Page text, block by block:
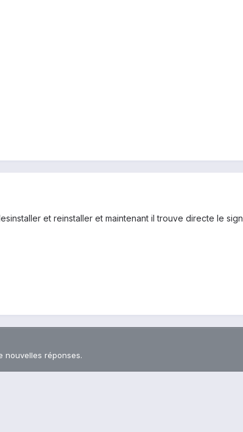
et reinstaller et maintenant il trouve directe le
nouvelles réponses.